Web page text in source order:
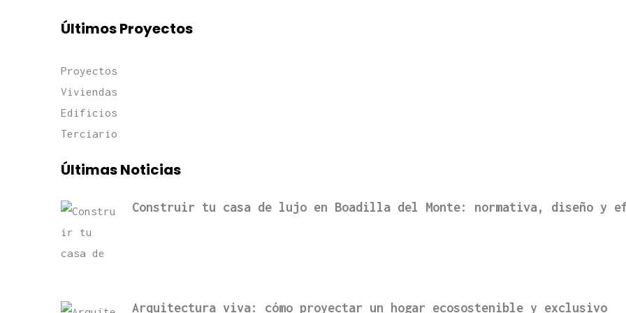
Últimos Proyectos
Proyectos
Viviendas
Edificios
Terciario
Últimas Noticias
Construir tu casa de lujo en Boadilla del Monte: normativa, diseño y
Arquitectura viva: cómo proyectar un hogar ecosostenible y exclusivo